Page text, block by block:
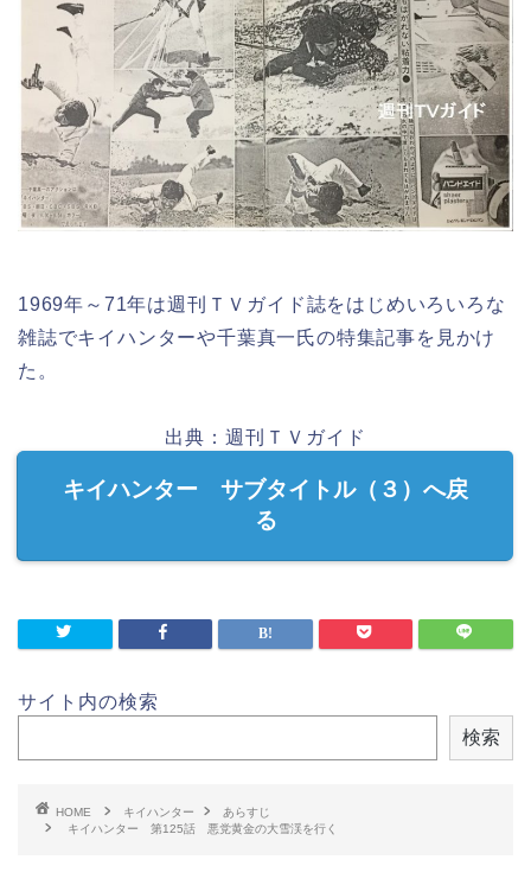
1969年～71年は週刊ＴＶガイド誌をはじめいろいろな
雑誌でキイハンターや千葉真一氏の特集記事を見かけ
た。
出典：週刊ＴＶガイド
キイハンター サブタイトル（３）へ戻
る
サイト内の検索
検索
HOME キイハンター
あらすじ
キイハンター 第125話 悪党黄金の大雪渓を行く